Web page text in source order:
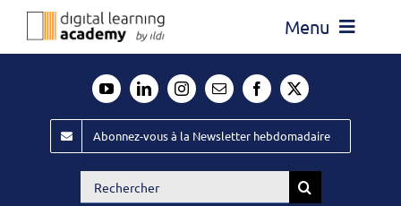
Passer
Menu
Évènements ILDI
Offres d’emploi
Abonnez-vous à la Newsletter hebdomadaire
Rechercher: